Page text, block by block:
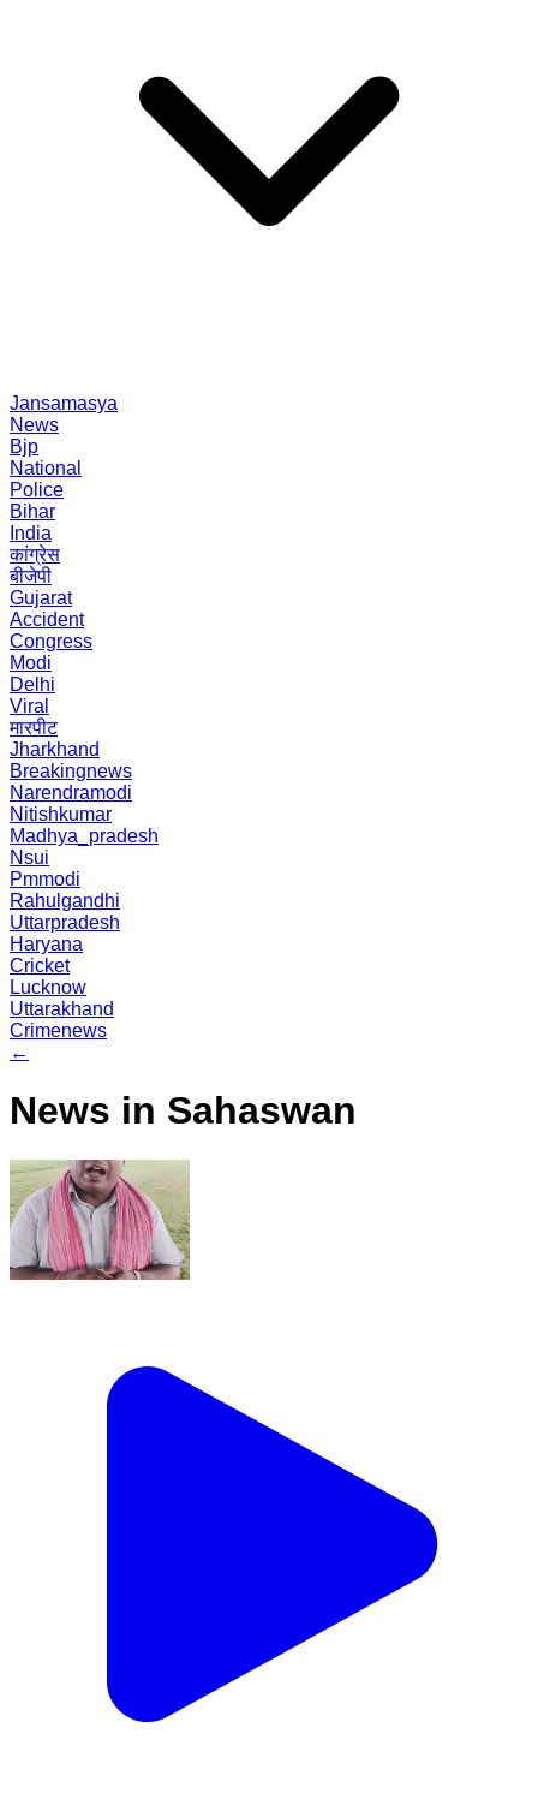
Jansamasya
News
Bjp
National
Police
Bihar
India
कांग्रेस
बीजेपी
Gujarat
Accident
Congress
Modi
Delhi
Viral
मारपीट
Jharkhand
Breakingnews
Narendramodi
Nitishkumar
Madhya_pradesh
Nsui
Pmmodi
Rahulgandhi
Uttarpradesh
Haryana
Cricket
Lucknow
Uttarakhand
Crimenews
←
News in Sahaswan